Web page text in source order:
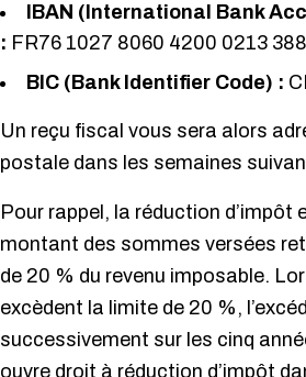
IBAN (International Bank
: FR76 1027 8060 4200 0213
BIC (Bank Identifier Code) :
Un reçu fiscal vous sera alors
postale dans les semaines
Pour rappel, la réduction d’impôt
montant des sommes versées
de 20 % du revenu imposable.
excèdent la limite de 20 %,
successivement sur les cinq
ouvre droit à réduction d’impôt